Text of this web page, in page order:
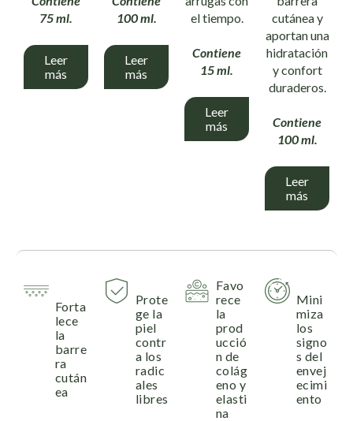
75 ml.
Leer
más
100 ml.
Leer
más
el tiempo.
Contiene
15 ml.
Leer
más
cutánea y
aportan una
hidratación
y confort
duraderos.
Contiene
100 ml.
Leer
más
Forta
lece
la
barre
ra
cután
ea
Prote
ge la
piel
contr
a los
radic
ales
libres
Favo
rece
la
prod
ucció
n de
colág
eno y
elasti
na
Mini
miza
los
signo
s del
envej
ecimi
ento